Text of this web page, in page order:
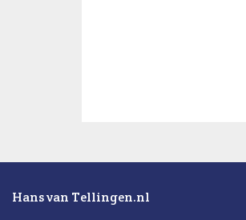
Hans van Tellingen.nl